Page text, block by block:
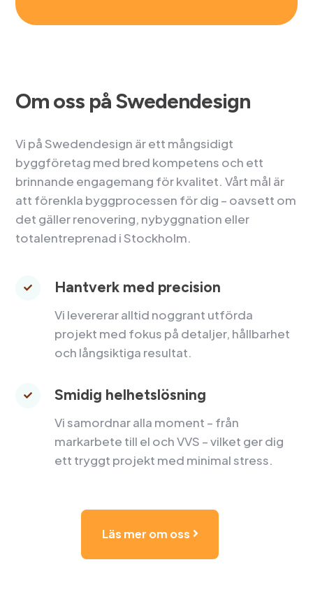
Om oss på Swedendesign
Vi på Swedendesign är ett mångsidigt
byggföretag med bred kompetens och ett
brinnande engagemang för kvalitet. Vårt mål är
att förenkla byggprocessen för dig – oavsett om
det gäller renovering, nybyggnation eller
totalentreprenad i Stockholm.
 Hantverk med precision
Vi levererar alltid noggrant utförda
projekt med fokus på detaljer, hållbarhet
och långsiktiga resultat.
 Smidig helhetslösning
Vi samordnar alla moment – från
markarbete till el och VVS – vilket ger dig
ett tryggt projekt med minimal stress.
Läs mer om oss